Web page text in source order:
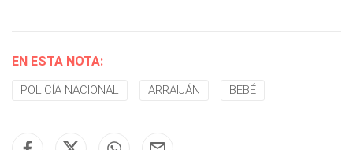
EN ESTA NOTA:
POLICÍA NACIONAL ARRAIJÁN BEBÉ